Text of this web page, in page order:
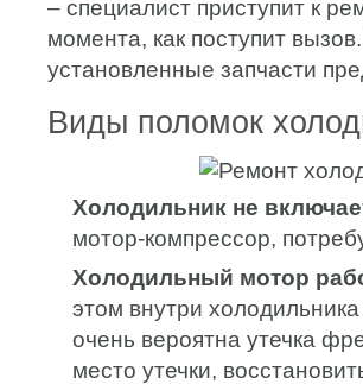
– специалист приступит к
момента, как поступит
установленные запчасти
Виды поломок
Холодильник не
мотор-компрессор,
Холодильный мотор
этом внутри
очень вероятна утечка
место утечки,